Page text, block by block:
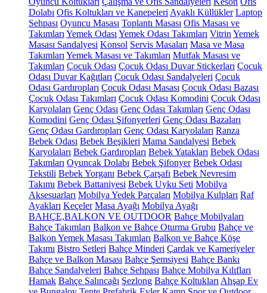
Dolabı Ofis Koltukları ve Kanepeleri Ayaklı Küllükler Laptop
Sehpası Oyuncu Masası Toplantı Masası Ofis Masası ve
Takımları Yemek Odası Yemek Odası Takımları Vitrin Yemek
Masası Sandalyesi Konsol Servis Masaları Masa ve Masa
Takımları Yemek Masası ve Takımları Mutfak Masası ve
Takımları Çocuk Odası Çocuk Odası Duvar Stickerları Çocuk
Odası Duvar Kağıtları Çocuk Odası Sandalyeleri Çocuk
Odası Gardıropları Çocuk Odası Masası Çocuk Odası Bazası
Çocuk Odası Takımları Çocuk Odası Komodini Çocuk Odası
Karyolaları Genç Odası Genç Odası Takımları Genç Odası
Komodini Genç Odası Şifonyerleri Genç Odası Bazaları
Genç Odası Gardıropları Genç Odası Karyolaları Ranza
Bebek Odası Bebek Beşikleri Mama Sandalyesi Bebek
Karyolaları Bebek Gardıropları Bebek Yatakları Bebek Odası
Takımları Oyuncak Dolabı Bebek Şifonyer Bebek Odası
Tekstili Bebek Yorganı Bebek Çarşafı Bebek Nevresim
Takımı Bebek Battaniyesi Bebek Uyku Seti Mobilya
Aksesuarları Mobilya Yedek Parçaları Mobilya Kulpları Raf
Ayakları Keçeler Masa Ayağı Mobilya Ayağı
BAHÇE,BALKON VE OUTDOOR Bahçe Mobilyaları
Bahçe Takımları Balkon ve Bahçe Oturma Grubu Bahçe ve
Balkon Yemek Masası Takımları Balkon ve Bahçe Köşe
Takımı Bistro Setleri Bahçe Minderi Çardak ve Kameriyeler
Bahçe ve Balkon Masası Bahçe Şemsiyesi Bahçe Bankı
Bahçe Sandalyeleri Bahçe Sehpası Bahçe Mobilya Kılıfları
Hamak Bahçe Salıncağı Şezlong Bahçe Koltukları Ahşap Ev